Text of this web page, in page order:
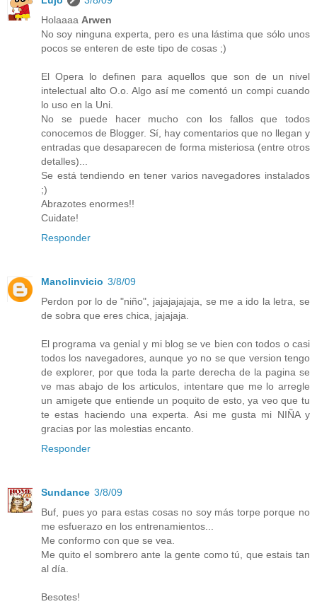
Holaaaa Arwen
No soy ninguna experta, pero es una lástima que sólo unos
pocos se enteren de este tipo de cosas ;)
El Opera lo definen para aquellos que son de un nivel
intelectual alto O.o. Algo así me comentó un compi cuando
lo uso en la Uni.
No se puede hacer mucho con los fallos que todos
conocemos de Blogger. Sí, hay comentarios que no llegan y
entradas que desaparecen de forma misteriosa (entre otros
detalles)...
Se está tendiendo en tener varios navegadores instalados
;)
Abrazotes enormes!!
Cuidate!
Responder
Manolinvicio 3/8/09
Perdon por lo de "niño", jajajajajaja, se me a ido la letra, se
de sobra que eres chica, jajajaja.
El programa va genial y mi blog se ve bien con todos o casi
todos los navegadores, aunque yo no se que version tengo
de explorer, por que toda la parte derecha de la pagina se
ve mas abajo de los articulos, intentare que me lo arregle
un amigete que entiende un poquito de esto, ya veo que tu
te estas haciendo una experta. Asi me gusta mi NIÑA y
gracias por las molestias encanto.
Responder
Sundance 3/8/09
Buf, pues yo para estas cosas no soy más torpe porque no
me esfuerazo en los entrenamientos...
Me conformo con que se vea.
Me quito el sombrero ante la gente como tú, que estais tan
al día.
Besotes!